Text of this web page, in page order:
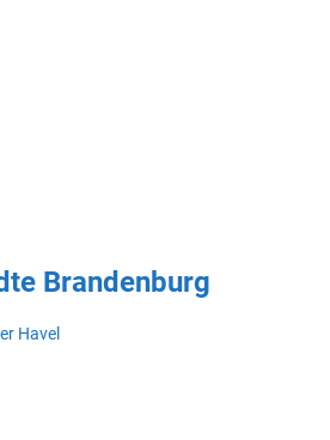
Brandenburg
Havel